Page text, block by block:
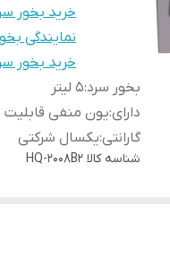
خرید بخور
نمایندگی
خرید بخور
بخور سرد:5 لیتر
دارای:یون منفی
گارانتی:یکسال شرکتی
شناسه کالا HQ-2008B2